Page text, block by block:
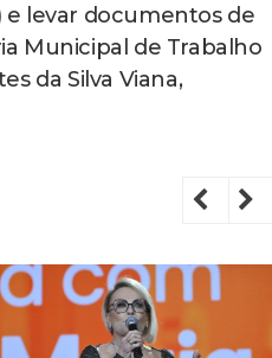
e levar documentos de
Municipal de Trabalho
da Silva Viana,
Previous